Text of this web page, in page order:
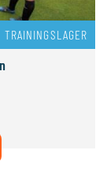
TRAININGSLAGER